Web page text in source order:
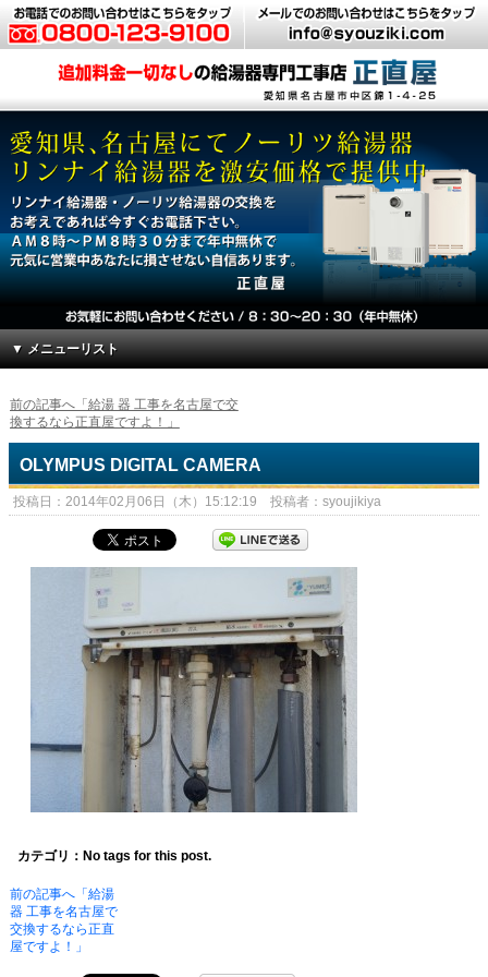
▼ メニューリスト
前の記事へ「給湯 器 工事を名古屋で交
換するなら正直屋ですよ！」
OLYMPUS DIGITAL CAMERA
投稿日：2014年02月06日（木）15:12:19 投稿者：syoujikiya
カテゴリ：No tags for this post.
前の記事へ「給湯
器 工事を名古屋で
交換するなら正直
屋ですよ！」